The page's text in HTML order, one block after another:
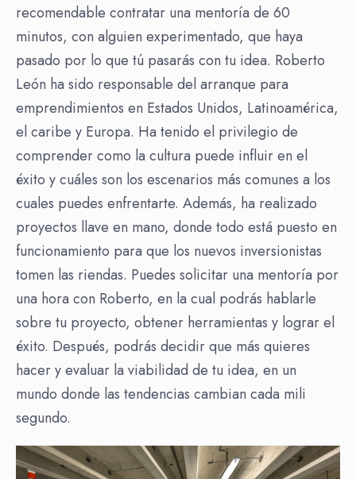
recomendable contratar una mentoría de 60
minutos, con alguien experimentado, que haya
pasado por lo que tú pasarás con tu idea. Roberto
León ha sido responsable del arranque para
emprendimientos en Estados Unidos, Latinoamérica,
el caribe y Europa. Ha tenido el privilegio de
comprender como la cultura puede influir en el
éxito y cuáles son los escenarios más comunes a los
cuales puedes enfrentarte. Además, ha realizado
proyectos llave en mano, donde todo está puesto en
funcionamiento para que los nuevos inversionistas
tomen las riendas. Puedes solicitar una mentoría por
una hora con Roberto, en la cual podrás hablarle
sobre tu proyecto, obtener herramientas y lograr el
éxito. Después, podrás decidir que más quieres
hacer y evaluar la viabilidad de tu idea, en un
mundo donde las tendencias cambian cada mili
segundo.